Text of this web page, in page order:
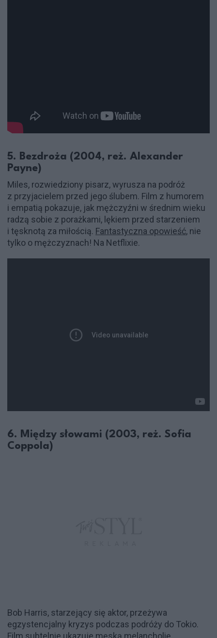
5. Bezdroża (2004, reż. Alexander
Payne)
Miles, rozwiedziony pisarz, wyrusza na podróż
z przyjacielem przed jego ślubem. Film z humorem
i empatią pokazuje, jak mężczyźni w średnim wieku
radzą sobie z porażkami, lękiem przed starzeniem
i tęsknotą za miłością. Fantastyczna opowieść, nie
tylko o mężczyznach! Na Netflixie.
6. Między słowami (2003, reż. Sofia
Coppola)
Bob Harris, starzejący się aktor, przeżywa
egzystencjalny kryzys podczas podróży do Tokio.